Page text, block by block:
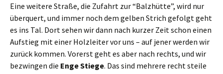
Eine weitere Straße, die Zufahrt zur “Balzhütte”, wird nur
überquert, und immer noch dem gelben Strich gefolgt geht
es ins Tal. Dort sehen wir dann nach kurzer Zeit schon einen
Aufstieg mit einer Holzleiter vor uns – auf jener werden wir
zurück kommen. Vorerst geht es aber nach rechts, und wir
bezwingen die Enge Stiege. Das sind mehrere recht steile